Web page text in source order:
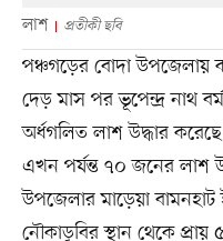
লাশ প্রতীকী ছবি
পঞ্চগড়ের বোদা উপজেলায়
দেড় মাস পর ভূপেন্দ্র নাথ
অর্ধগলিত লাশ উদ্ধার
এখন পর্যন্ত ৭০ জনের লাশ
উপজেলার মাড়েয়া
নৌকাডুবির স্থান থেকে